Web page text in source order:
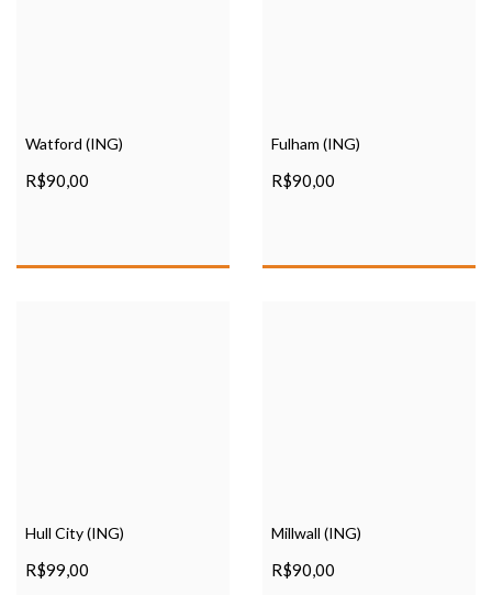
Watford (ING)
R$90,00
Fulham (ING)
R$90,00
Hull City (ING)
R$99,00
Millwall (ING)
R$90,00